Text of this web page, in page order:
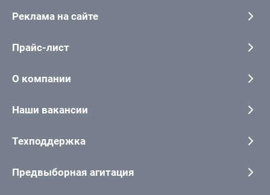
Реклама на сайте
Прайс-лист
О компании
Наши вакансии
Техподдержка
Предвыборная агитация